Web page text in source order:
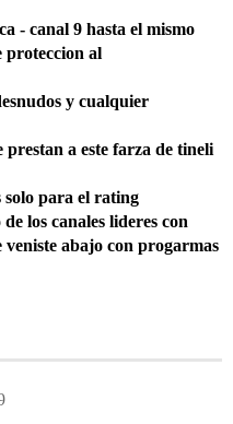
- canal 9 hasta el mismo
proteccion al
y cualquier
a este farza de tineli
solo para el rating
los canales lideres con
abajo con progarmas